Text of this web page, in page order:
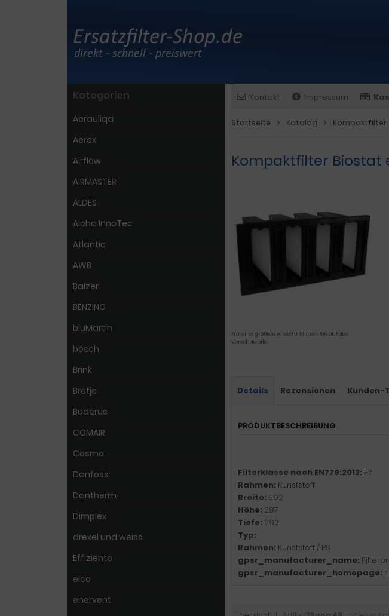
Kontakt Impressum
Startseite Katalog Kompaktfilter
Kompaktfilter Biostat
Für eine größere Ansicht klicken Sie auf das
Vorschaubild
Details Rezensionen Kunden-
PRODUKTBESCHREIBUNG
Filterklasse nach EN779:2012: F7
Rahmen: Kunststoff
Breite: 592
Höhe: 287
Tiefe: 292
Typ:
Rahmen: Kunststoff / PS
gpsr_manufacturer_name:
gpsr_manufacturer_homepage:
Kategorien
Aerauliqa
Aerex
Airflow
AIRMASTER
ALDES
Alpha InnoTec
Atlantic
AWB
Balzer
BENZING
bluMartin
bösch
Brink
Brötje
Buderus
COMAIR
Cosmo
Danfoss
Dantherm
Dimplex
drexel und weiss
Effiziento
elco
enervent